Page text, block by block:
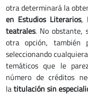
otra determinará la
en Estudios Literarios,
teatrales. No obstante,
otra opción, también
seleccionando
temáticos que le
número de créditos
latitulación sin